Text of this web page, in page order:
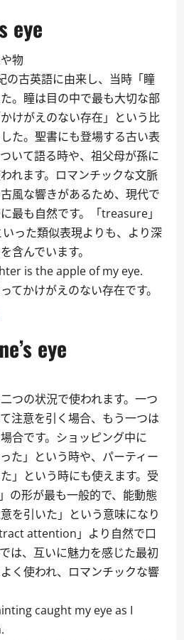
eye
物
の古英語に由来し、当時「瞳
。瞳は目の中で最も大切な部
けがえのない存在」という比
た。聖書にも登場する古い表
いて語る時や、祖父母が孫に
れます。ロマンチックな文脈
風な響きがあるため、現代で
最も自然です。「treasure」
った類似表現よりも、より深
含んでいます。
is the apple of my eye.
てかけがえのない存在です。
eye
つの状況で使われます。一つ
注意を引く場合、もう一つは
合です。ショッピング中に
た」という時や、パーティー
」という時にも使えます。受
の形が最も一般的で、能動態
を引いた」という意味になり
attention」より自然で口
は、互いに魅力を感じた最初
く使われ、ロマンチックな響
caught my eye as I